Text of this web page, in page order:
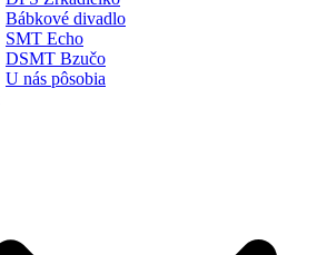
Bábkové divadlo
SMT Echo
DSMT Bzučo
U nás pôsobia